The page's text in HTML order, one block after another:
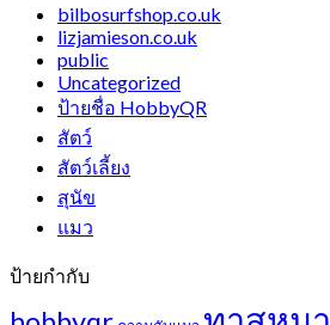
bilbosurfshop.co.uk
lizjamieson.co.uk
public
Uncategorized
ป้ายชื่อ HobbyQR
สัตว์
สัตว์เลี้ยง
สุนัข
แมว
ป้ายกำกับ